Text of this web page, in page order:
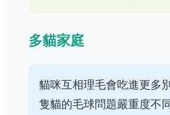
多貓家庭
貓咪互相理毛會吃進更多
隻貓的毛球問題嚴重度不